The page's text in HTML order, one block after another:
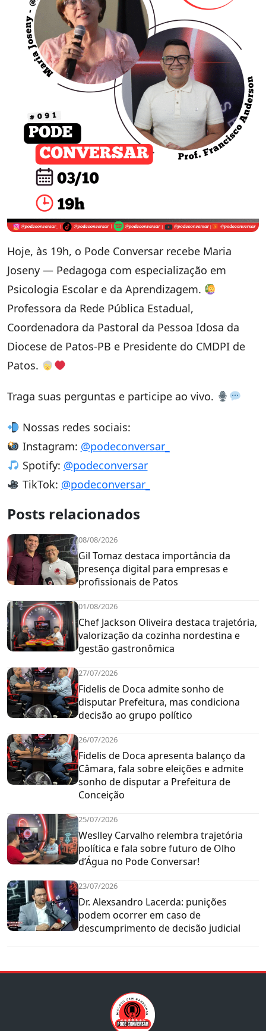
Hoje, às 19h, o Pode Conversar recebe Maria
Joseny — Pedagoga com especialização em
Psicologia Escolar e da Aprendizagem.
Professora da Rede Pública Estadual,
Coordenadora da Pastoral da Pessoa Idosa da
Diocese de Patos-PB e Presidente do CMDPI de
Patos.
Traga suas perguntas e participe ao vivo.
Nossas redes sociais:
Instagram: @podeconversar_
Spotify: @podeconversar
TikTok: @podeconversar_
Posts relacionados
08/08/2026
Gil Tomaz destaca importância da
presença digital para empresas e
profissionais de Patos
01/08/2026
Chef Jackson Oliveira destaca trajetória,
valorização da cozinha nordestina e
gestão gastronômica
27/07/2026
Fidelis de Doca admite sonho de
disputar Prefeitura, mas condiciona
decisão ao grupo político
26/07/2026
Fidelis de Doca apresenta balanço da
Câmara, fala sobre eleições e admite
sonho de disputar a Prefeitura de
Conceição
25/07/2026
Weslley Carvalho relembra trajetória
política e fala sobre futuro de Olho
d’Água no Pode Conversar!
23/07/2026
Dr. Alexsandro Lacerda: punições
podem ocorrer em caso de
descumprimento de decisão judicial